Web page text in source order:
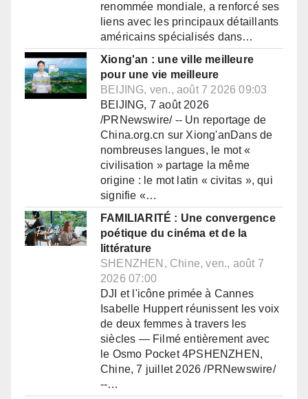
renommée mondiale, a renforcé ses
liens avec les principaux détaillants
américains spécialisés dans…
Xiong'an : une ville meilleure
pour une vie meilleure
BEIJING, ven., août 7 2026 09:03
BEIJING, 7 août 2026
/PRNewswire/ -- Un reportage de
China.org.cn sur Xiong'anDans de
nombreuses langues, le mot «
civilisation » partage la même
origine : le mot latin « civitas », qui
signifie «…
FAMILIARITÉ : Une convergence
poétique du cinéma et de la
littérature
SHENZHEN, Chine, ven., août 7
2026 07:00
DJI et l'icône primée à Cannes
Isabelle Huppert réunissent les voix
de deux femmes à travers les
siècles — Filmé entièrement avec
le Osmo Pocket 4PSHENZHEN,
Chine, 7 juillet 2026 /PRNewswire/
--…